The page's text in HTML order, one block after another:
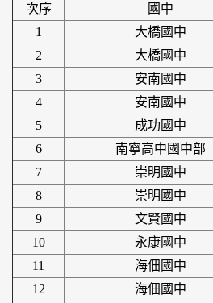
次序 國中
1
大橋國中
2
大橋國中
3
安南國中
4
安南國中
5
成功國中
6
南寧高中國中部
7
崇明國中
8
崇明國中
9
文賢國中
10
永康國中
11
海佃國中
12
海佃國中